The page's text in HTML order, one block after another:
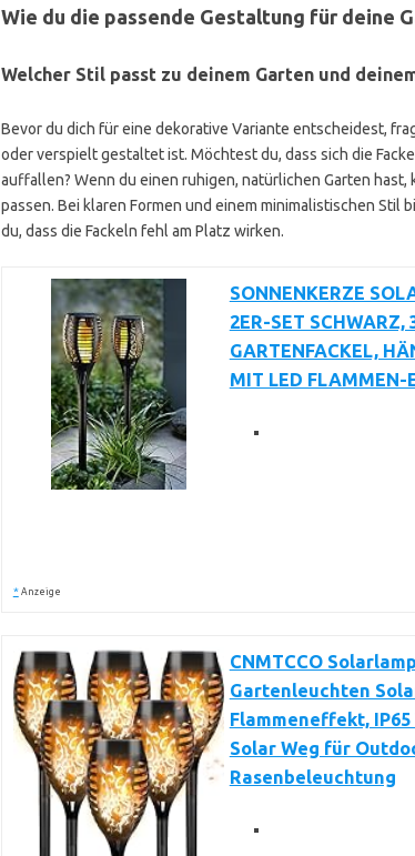
Wie du die passende Gestaltung für deine
Welcher Stil passt zu deinem Garten und
Bevor du dich für eine dekorative Variante entscheidest,
oder verspielt gestaltet ist. Möchtest du, dass sich die
auffallen? Wenn du einen ruhigen, natürlichen Garten
passen. Bei klaren Formen und einem minimalistischen Stil
du, dass die Fackeln fehl am Platz wirken.
SONNENKERZE
2ER-SET SCHWARZ,
GARTENFACKEL,
MIT LED FLAMMEN-
* Anzeige
CNMTCCO
Gartenleuchten
Flammeneffekt,
Solar Weg für
Rasenbeleuchtung